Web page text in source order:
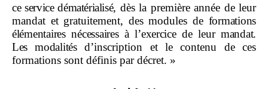
ce service dématérialisé, dès la première année de leur
mandat et gratuitement, des modules de formations
élémentaires nécessaires à l’exercice de leur mandat.
Les modalitésd’inscription et le contenu de ces
formations sont définis par décret. »